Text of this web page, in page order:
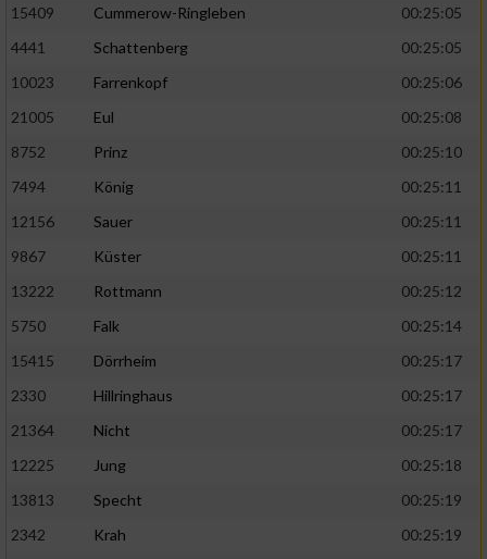
15409
Cummerow-Ringleben
00:25:05
4441
Schattenberg
00:25:05
10023
Farrenkopf
00:25:06
21005
Eul
00:25:08
8752
Prinz
00:25:10
7494
König
00:25:11
12156
Sauer
00:25:11
9867
Küster
00:25:11
13222
Rottmann
00:25:12
5750
Falk
00:25:14
15415
Dörrheim
00:25:17
2330
Hillringhaus
00:25:17
21364
Nicht
00:25:17
12225
Jung
00:25:18
13813
Specht
00:25:19
2342
Krah
00:25:19